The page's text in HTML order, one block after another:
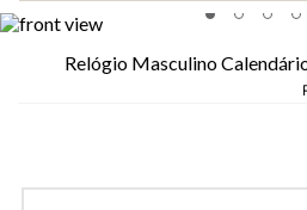
Relógio Masculino